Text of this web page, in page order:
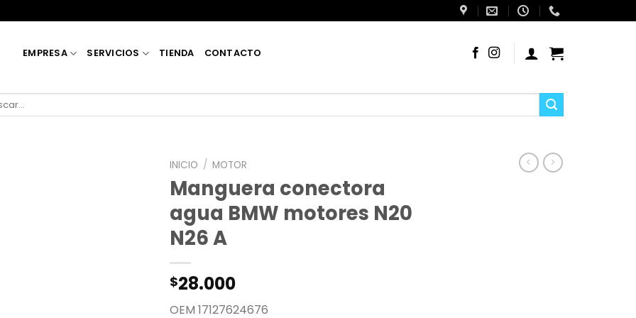
EMPRESA SERVICIOS TIENDA CONTACTO
INICIO / MOTOR
Manguera conectora
agua BMW motores N20
N26 A
$28.000
OEM 17127624676